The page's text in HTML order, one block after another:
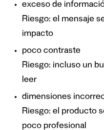
exceso de
Riesgo: el mensaje
impacto
poco contraste
Riesgo: incluso un
leer
dimensiones
Riesgo: el producto
poco profesional